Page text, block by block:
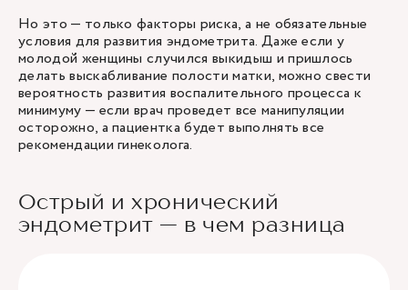
Но это — только факторы риска, а не обязательные
условия для развития эндометрита. Даже если у
молодой женщины случился выкидыш и пришлось
делать выскабливание полости матки, можно свести
вероятность развития воспалительного процесса к
минимуму — если врач проведет все манипуляции
осторожно, а пациентка будет выполнять все
рекомендации гинеколога.
Острый и хронический
эндометрит — в чем разница